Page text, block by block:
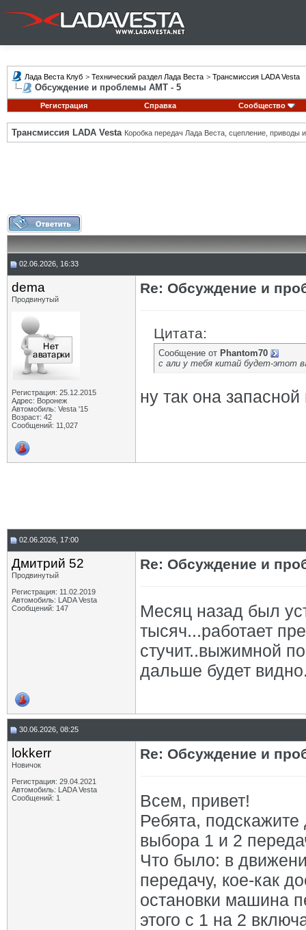
Лада Веста Клуб > Технический раздел Лада Веста > Трансмиссия LADA Vesta
Обсуждение и проблемы АМТ - 5
Регистрация Справка Сообщество
Трансмиссия LADA Vesta Коробка передач Лада Веста, сцепление, приводы и
02.06.2026, 16:33
dema
Продвинутый
Регистрация: 25.12.2015
Адрес: Воронеж
Автомобиль: Vesta '15
Возраст: 42
Сообщений: 11,027
Re: Обсуждение и
Цитата:
Сообщение от Phantom70
с али у тебя китай будет-этот
ну так она
02.06.2026, 17:00
Дмитрий 52
Продвинутый
Регистрация: 11.02.2019
Автомобиль: LADA Vesta
Сообщений: 147
Re: Обсуждение и
Месяц назад был
тысяч...работает
стучит..выжимной
дальше будет
30.06.2026, 08:25
lokkerr
Новичок
Регистрация: 29.04.2021
Автомобиль: LADA Vesta
Сообщений: 1
Re: Обсуждение и
Всем, привет!
Ребята,
выбора 1 и 2
Что было: в
передачу, кое-как
остановки машина
этого с 1 на 2